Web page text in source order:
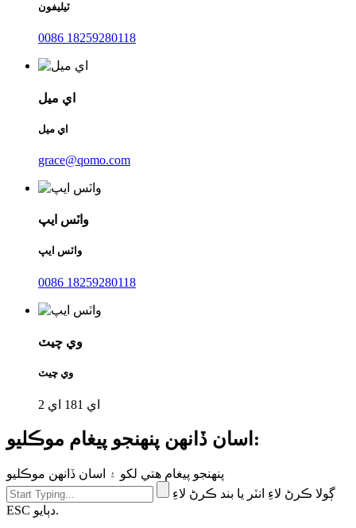
ٽيليفون
0086 18259280118
اي ميل
اي ميل
grace@qomo.com
واٽس ايپ
واٽس ايپ
0086 18259280118
وي چيٽ
وي چيٽ
اي 181 اي 2
اسان ڏانهن پنهنجو پيغام موڪليو:
پنهنجو پيغام هتي لکو ۽ اسان ڏانهن موڪليو
ڳولا ڪرڻ لاءِ انٽر يا بند ڪرڻ لاءِ
ESC دٻايو.